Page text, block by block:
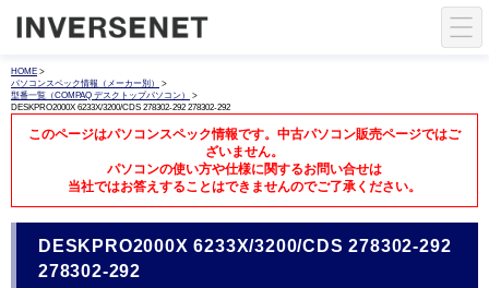
HOME >
パソコンスペック情報（メーカー別）
>
型番一覧（COMPAQ デスクトップパソコン）
>
DESKPRO2000X 6233X/3200/CDS 278302-292 278302-292
このページはパソコンスペック情報です。中古パソコン販売ページではご
ざいません。
パソコンの使い方や仕様に関するお問い合せは
当社ではお答えすることはできませんのでご了承ください。
DESKPRO2000X 6233X/3200/CDS 278302-292
278302-292